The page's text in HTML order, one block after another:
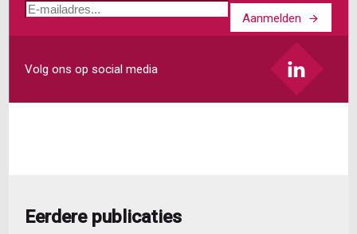
E-
Aanmelden
Volg ons op social media
Eerdere publicaties